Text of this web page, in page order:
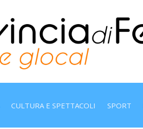
CULTURA E SPETTACOLI SPORT